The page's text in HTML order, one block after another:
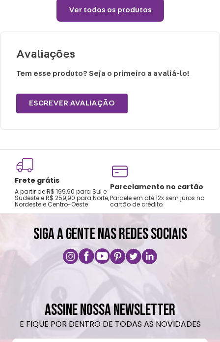
Ver todos os produtos
Avaliações
Tem esse produto? Seja o primeiro a avaliá-lo!
ESCREVER AVALIAÇÃO
Frete grátis
A partir de R$ 199,90 para Sul e
Sudeste e R$ 259,90 para Norte,
Nordeste e Centro-Oeste
Parcelamento no cartão
Parcele em até 12x sem juros no
cartão de crédito
SIGA A GENTE NAS REDES SOCIAIS
ASSINE NOSSA NEWSLETTER
E FIQUE POR DENTRO DE TODAS AS NOVIDADES